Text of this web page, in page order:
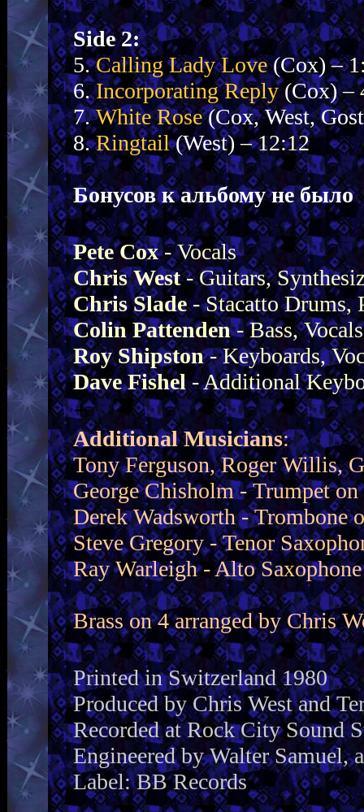
Side 2:
5.Calling Lady Love(Cox)–
6.Incorporating Reply(Cox)–
7.White Rose(Cox, West,
8.Ringtail(West)– 12:12
Бонусов к альбому не было
Pete Cox- Vocals
Chris West- Guitars,
Chris Slade- Stacatto Drums,
Colin Pattenden- Bass, Vocals
Roy Shipston- Keyboards,
Dave Fishel- Additional
+
Additional Musicians:
Tony Ferguson, Roger Willis,
George Chisholm - Trumpet on
Derek Wadsworth - Trombone
Steve Gregory - Tenor
Ray Warleigh - Alto
Brass on 4 arranged by Chris
Printed in Switzerland 1980
Produced by Chris West and
Recorded at Rock City Sound
Engineered by Walter Samuel,
Label: BB Records